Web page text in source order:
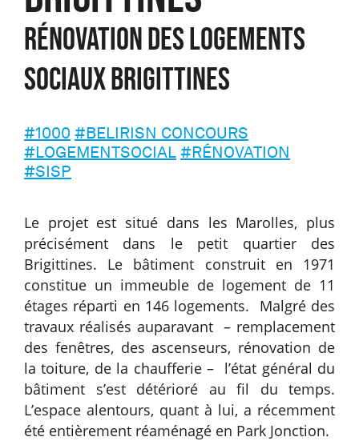
RÉNOVATION DES LOGEMENTS
SOCIAUX BRIGITTINES
#1000 #BELIRISN CONCOURS
#LOGEMENTSOCIAL #RÉNOVATION
#SISP
Le projet est situé dans les Marolles, plus
précisément dans le petit quartier des
Brigittines. Le bâtiment construit en 1971
constitue un immeuble de logement de 11
étages réparti en 146 logements. Malgré des
travaux réalisés auparavant – remplacement
des fenêtres, des ascenseurs, rénovation de
la toiture, de la chaufferie – l’état général du
bâtiment s’est détérioré au fil du temps.
L’espace alentours, quant à lui, a récemment
été entièrement réaménagé en Park Jonction.